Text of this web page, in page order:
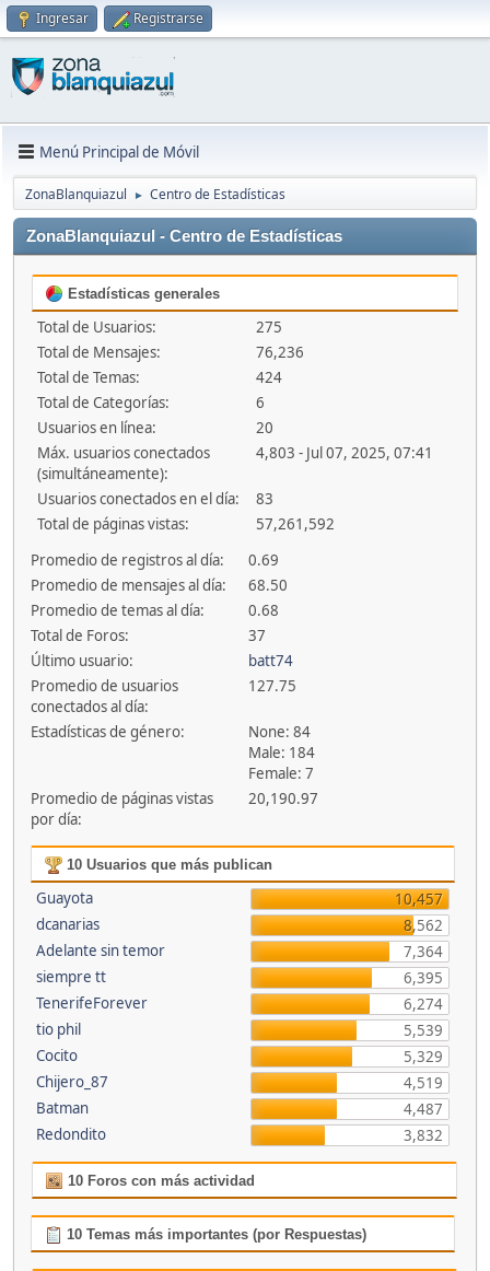
Ingresar Registrarse
Menú Principal de Móvil
ZonaBlanquiazul ► Centro de Estadísticas
ZonaBlanquiazul - Centro de Estadísticas
Estadísticas generales
Total de Usuarios:
275
Total de Mensajes:
76,236
Total de Temas:
424
Total de Categorías:
6
Usuarios en línea:
20
Máx. usuarios conectados
(simultáneamente):
4,803 - Jul 07, 2025, 07:41
Usuarios conectados en el día:
83
Total de páginas vistas:
57,261,592
Promedio de registros al día:
0.69
Promedio de mensajes al día:
68.50
Promedio de temas al día:
0.68
Total de Foros:
37
Último usuario:
batt74
Promedio de usuarios
conectados al día:
127.75
Estadísticas de género:
None: 84
Male: 184
Female: 7
Promedio de páginas vistas
por día:
20,190.97
10 Usuarios que más publican
Guayota
10,457
dcanarias
8,562
Adelante sin temor
7,364
siempre tt
6,395
TenerifeForever
6,274
tio phil
5,539
Cocito
5,329
Chijero_87
4,519
Batman
4,487
Redondito
3,832
10 Foros con más actividad
10 Temas más importantes (por Respuestas)